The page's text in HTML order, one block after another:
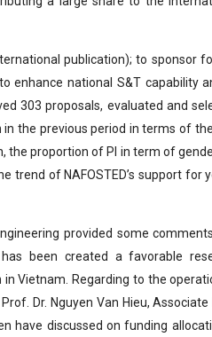
publication); to sponsor
enhance national S&T capability
303 proposals, evaluated and
the previous period in terms of
the proportion of PI in term of
trend of NAFOSTED’s support for
provided some
been created a favorable
Vietnam. Regarding to the
Dr. Nguyen Van Hieu, Associate
have discussed on funding